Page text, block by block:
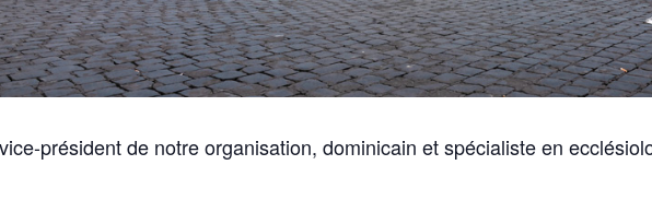
président de notre organisation, dominicain et spécialiste en